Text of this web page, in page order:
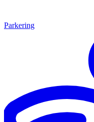
Parkering